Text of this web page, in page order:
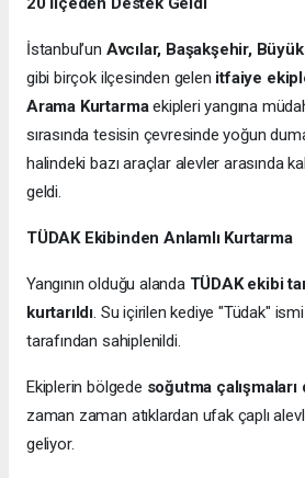
İstanbul’un Avcılar, Başakşehir,
gibi birçok ilçesinden gelen itfaiye
Arama Kurtarmaekipleri yangına
sırasında tesisin çevresinde yoğun
halindeki bazı araçlar alevler arasında
geldi.
TÜDAK Ekibinden Anlamlı Kurtarma
Yangının olduğu alanda TÜDAK ekibi
kurtarıldı. Su içirilen kediye "Tüdak"
tarafından sahiplenildi.
Ekiplerin bölgede soğutma
zaman zaman atıklardan ufak çaplı
geliyor.